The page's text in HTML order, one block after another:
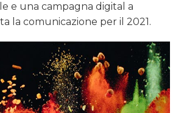
e una campagna digital a
la comunicazione per il 2021.